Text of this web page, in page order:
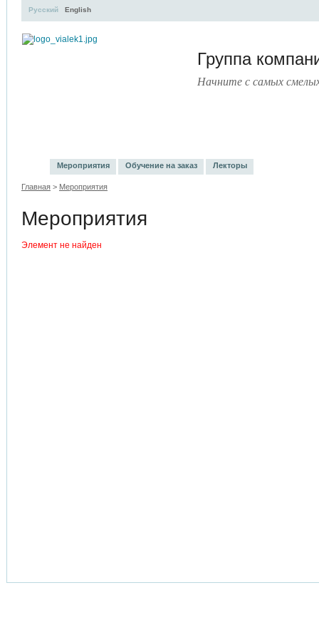
Группа
Начните с самых
Русский English
Мероприятия Обучение на заказ Лекторы
Главная > Мероприятия
Мероприятия
Элемент не найден